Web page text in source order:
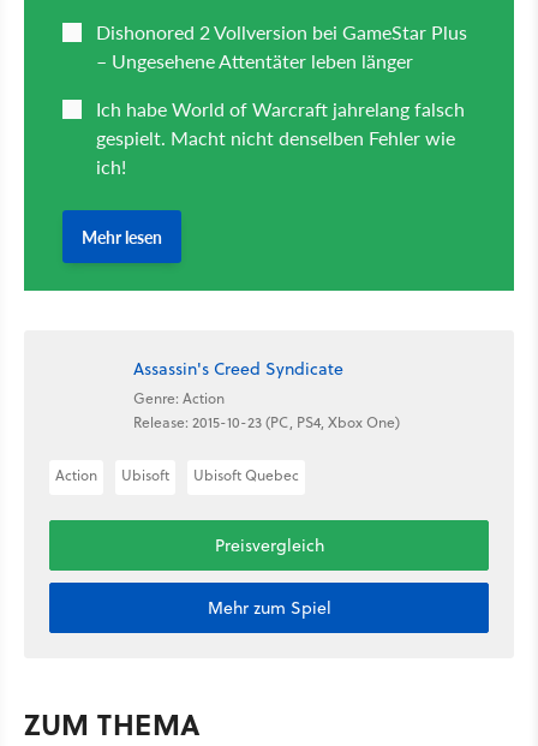
Assassin's Creed Syndicate
Genre: Action
Release: 2015-10-23 (PC, PS4, Xbox One)
Action Ubisoft Ubisoft Quebec
Preisvergleich
Mehr zum Spiel
ZUM THEMA